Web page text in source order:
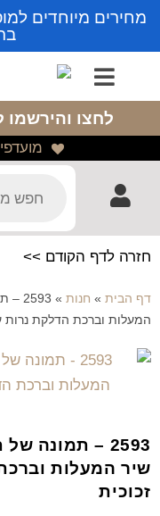
מחירים מיוחדים
לחצו והירשמו
חזרה לדף הקודם >>
דף הבית » חנות »
המעלות וברכת הדלקת נרות
2593 –
שיר המעלות
זכוכית